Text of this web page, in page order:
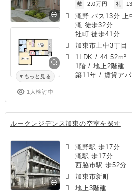
もっと見る
1人検討中
敷
2.0万円 礼
滝野 バス13分 上
滝 徒歩32分
社町 徒歩41分
加東市上中3丁目
1LDK / 44.52m²
1階 / 地上2階建
築11年 / 賃貸アパ
ルークレジデンス加東の空室を探す
滝野駅 歩17分
滝駅 歩17分
西脇市駅 歩52分
加東市新町
地上3階建